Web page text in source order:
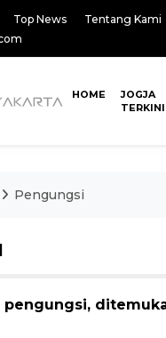
Top News
Tentang Kami
HOME
JOGJA
TERKINI
Pengungsi